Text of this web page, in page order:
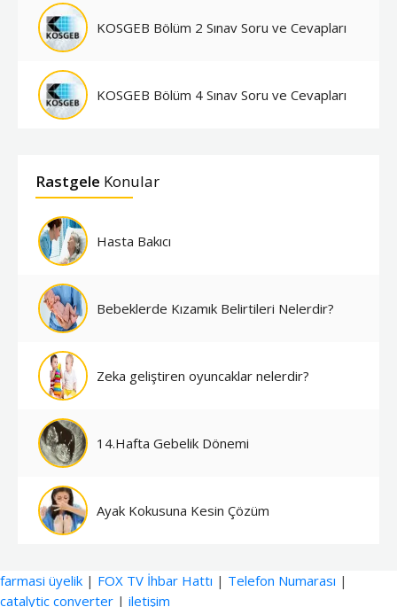
KOSGEB Bölüm 2 Sınav Soru ve Cevapları
KOSGEB Bölüm 4 Sınav Soru ve Cevapları
Rastgele Konular
Hasta Bakıcı
Bebeklerde Kızamık Belirtileri Nelerdir?
Zeka geliştiren oyuncaklar nelerdir?
14.Hafta Gebelik Dönemi
Ayak Kokusuna Kesin Çözüm
farmasi üyelik | FOX TV İhbar Hattı | Telefon Numarası |
catalytic converter | iletişim